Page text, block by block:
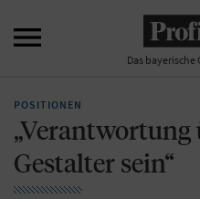

Das
POSITIONEN
Gestalter sein“